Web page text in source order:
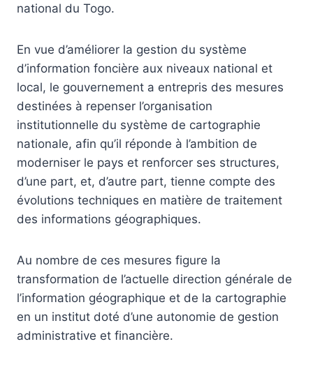
national du Togo.
En vue d’améliorer la gestion du système
d’information foncière aux niveaux national et
local, le gouvernement a entrepris des mesures
destinées à repenser l’organisation
institutionnelle du système de cartographie
nationale, afin qu’il réponde à l’ambition de
moderniser le pays et renforcer ses structures,
d’une part, et, d’autre part, tienne compte des
évolutions techniques en matière de traitement
des informations géographiques.
Au nombre de ces mesures figure la
transformation de l’actuelle direction générale de
l’information géographique et de la cartographie
en un institut doté d’une autonomie de gestion
administrative et financière.